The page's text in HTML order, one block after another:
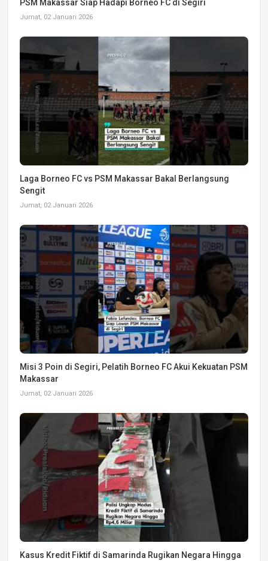
PSM Makassar Siap Hadapi Borneo FC di Segiri
Jumat, 02 Januari 2026
Laga Borneo FC vs PSM Makassar Bakal Berlangsung
Sengit
Jumat, 02 Januari 2026
Misi 3 Poin di Segiri, Pelatih Borneo FC Akui Kekuatan PSM
Makassar
Jumat, 02 Januari 2026
Kasus Kredit Fiktif di Samarinda Rugikan Negara Hingga